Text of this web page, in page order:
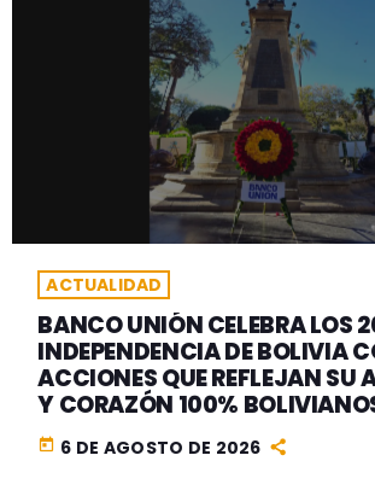
ACTUALIDAD
BANCO UNIÓN CELEBRA LOS
INDEPENDENCIA DE BOLIVIA
ACCIONES QUE REFLEJAN SU
Y CORAZÓN 100%
today 6 DE AGOSTO DE 2026